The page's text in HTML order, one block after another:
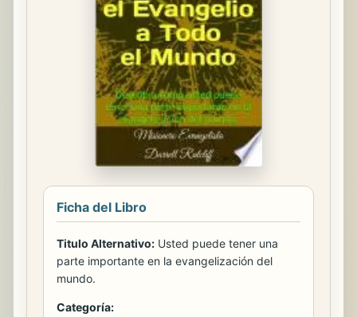
Ficha del Libro
Titulo Alternativo: Usted puede tener una
parte importante en la evangelización del
mundo.
Categoría: